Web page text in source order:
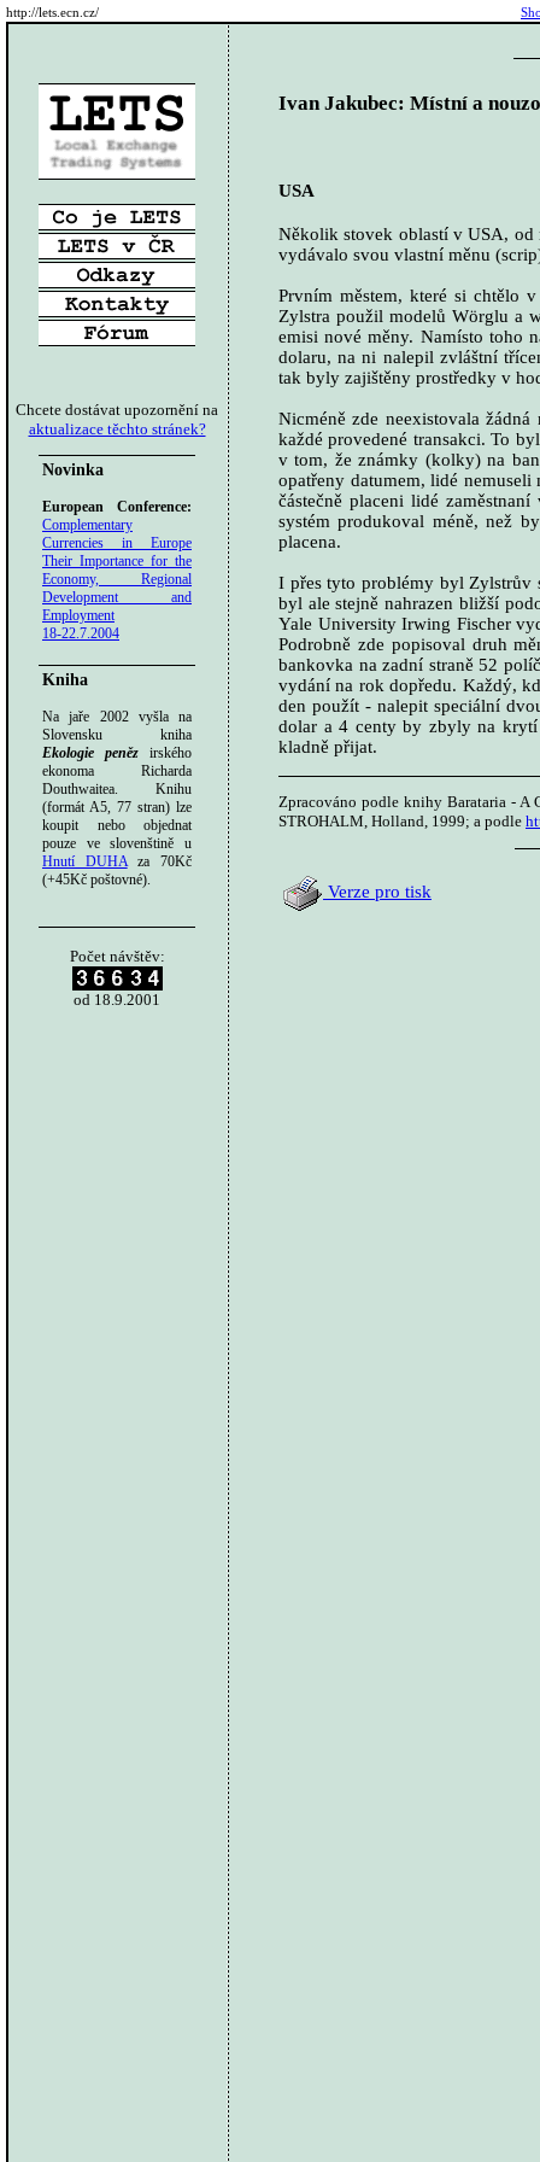
http://lets.ecn.cz/
Chcete dostávat upozornění na
aktualizace těchto stránek?
Novinka
European Conference:
Complementary
Currencies in Europe
Their Importance for the
Economy, Regional
Development and
Employment
18-22.7.2004
Kniha
Na jaře 2002 vyšla na
Slovensku kniha
Ekologie peněz irského
ekonoma Richarda
Douthwaitea. Knihu
(formát A5, 77 stran) lze
koupit nebo objednat
pouze ve slovenštině u
Hnutí DUHAza 70Kč
(+45Kč poštovné).
Počet návštěv:
od 18.9.2001
Ivan Jakubec: Místní a
USA
Několik stovek oblastí v USA, od
vydávalo svou vlastní měnu
Prvním městem, které si chtělo
Zylstra použil modelů Wörglu a
emisi nové měny. Namísto toho
dolaru, na ni nalepil zvláštní
tak byly zajištěny prostředky v
Nicméně zde neexistovala
každé provedené transakci. To
v tom, že známky (kolky) na
opatřeny datumem, lidé
částečně placeni lidé
systém produkoval méně, než
placena.
I přes tyto problémy byl Zylstrův
byl ale stejně nahrazen bližší
Yale University Irwing Fischer
Podrobně zde popisoval druh
bankovka na zadní straně 52
vydání na rok dopředu. Každý,
den použít - nalepit speciální
dolar a 4 centy by zbyly na
kladně přijat.
Zpracováno podle knihy Barataria - A
STROHALM, Holland, 1999; a podle
Verze pro tisk